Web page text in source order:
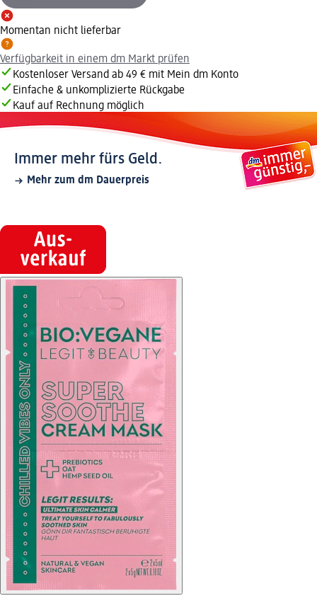
Momentan nicht lieferbar
Verfügbarkeit in einem dm Markt prüfen
Kostenloser Versand ab 49 € mit Mein dm Konto
Einfache & unkomplizierte Rückgabe
Kauf auf Rechnung möglich
Immer mehr fürs Geld.
Mehr zum dm Dauerpreis